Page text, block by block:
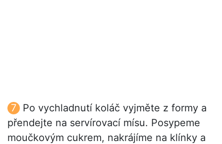
Po vychladnutí koláč vyjměte z formy a
přendejte na servírovací mísu. Posypeme
moučkovým cukrem, nakrájíme na klínky a